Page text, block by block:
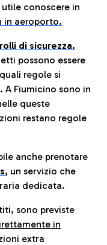
conoscere in
in aeroporto.
di sicurezza.
possono essere
regole si
Fiumicino sono in
queste
restano regole
anche prenotare
, un servizio che
dedicata.
sono previste
in
extra